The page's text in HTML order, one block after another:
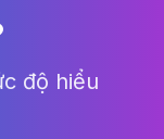
độ hiểu